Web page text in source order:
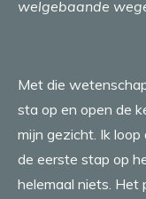
welgebaande
Met die
sta op en open de
mijn gezicht. Ik
de eerste stap op
helemaal niets. Het